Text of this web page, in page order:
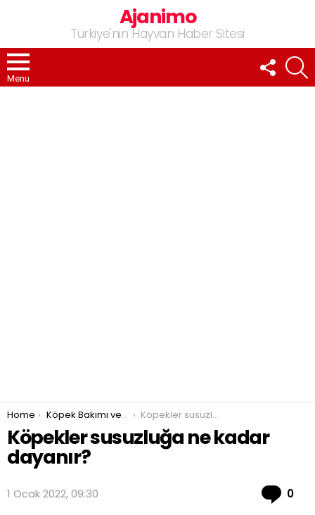
Ajanimo
Türkiye'nin Hayvan Haber Sitesi
Menu
FOLLOW
US
You are here:
Home Köpek Bakımı ve Beslenmesi Köpekler susuzluğa ne kadar dayanır?
Köpekler susuzluğa ne kadar
dayanır?
1 Ocak 2022, 09:30 0